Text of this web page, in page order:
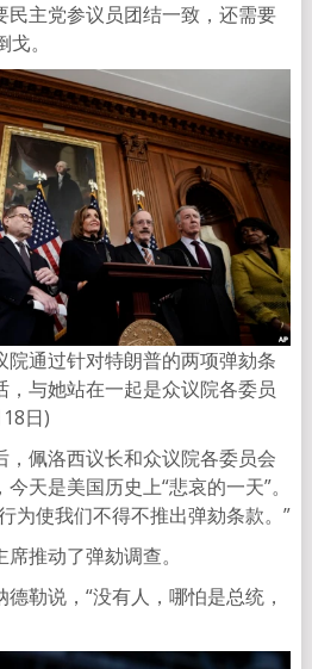
民主党参议员团结一致，还需要
。
通过针对特朗普的两项弹劾条
与她站在一起是众议院各委员
日)
佩洛西议长和众议院各委员会
天是美国历史上“悲哀的一天”。
为使我们不得不推出弹劾条款。”
推动了弹劾调查。
勒说，“没有人，哪怕是总统，